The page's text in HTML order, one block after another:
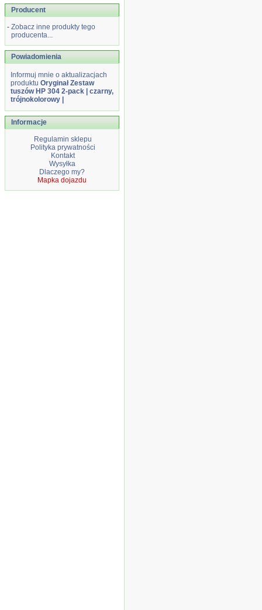
Producent
- Zobacz inne produkty tego
producenta...
Powiadomienia
Informuj mnie o aktualizacjach
produktu Oryginał Zestaw
tuszów HP 304 2-pack | czarny,
trójnokolorowy |
Informacje
Regulamin sklepu
Polityka prywatności
Kontakt
Wysyłka
Dlaczego my?
Mapka dojazdu